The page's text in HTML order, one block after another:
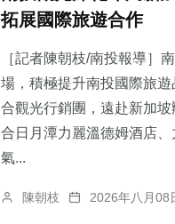
拓展國際旅遊合作
［記者陳朝枝/南投報導］
場，積極提升南投國際旅
合觀光行銷團，遠赴新加
合日月潭力麗溫德姆酒店
氣...
陳朝枝 2026年八月08